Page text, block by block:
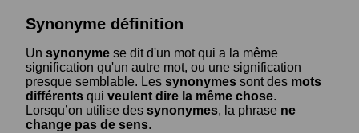
Synonyme définition
Un synonyme se dit d'un mot qui a la même
signification qu'un autre mot, ou une signification
presque semblable. Les synonymes sont des mots
différents qui veulent dire la même chose.
Lorsqu’on utilise des synonymes, la phrase ne
change pas de sens.